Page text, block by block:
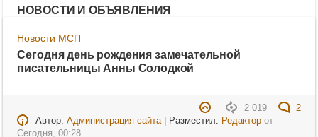
НОВОСТИ И ОБЪЯВЛЕНИЯ
Новости МСП
Сегодня день рождения замечательной
писательницы Анны Солодкой
2 019
2
Автор: Администрация сайта| Разместил: Редакторот
Сегодня, 00:28